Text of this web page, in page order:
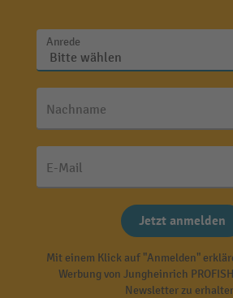
Anrede
Nachname
E-Mail
Jetzt anmelden
Mit einem Klick auf "Anmelden"
Werbung von Jungheinrich
Newsletter zu